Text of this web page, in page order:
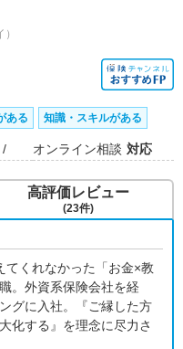
ある 知識・スキルがある
オンライン相談 対応
てくれなかった「お金×教
。外資系保険会社を経
グに入社。『ご縁した方
化する』を理念に尽力さ
高評価レビュー
(23件)